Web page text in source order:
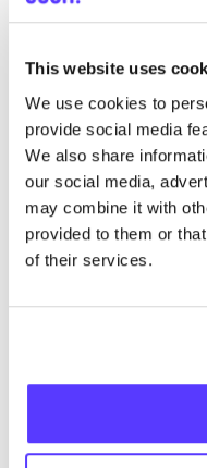
This website uses
We use cookies to
provide social media
We also share
our social media,
may combine it with
provided to them or
of their services.